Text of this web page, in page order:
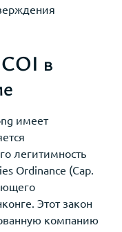
в
имеет
легитимность
Ordinance (Cap.
Этот закон
компанию